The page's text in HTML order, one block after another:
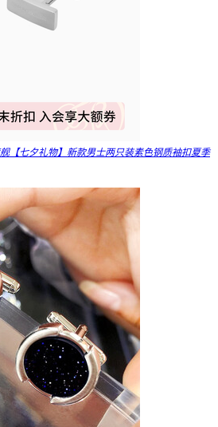
【七夕礼物】新款男士两只装素色钢质袖扣夏季